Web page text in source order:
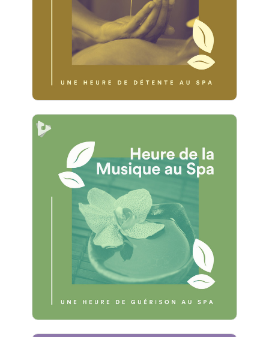
Jouer
1 Heure de Guérison au Spa
Info
Jouer